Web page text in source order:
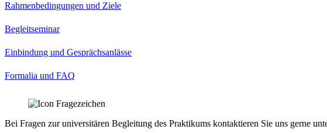
Rahmenbedingungen und Ziele
Begleitseminar
Einbindung und Gesprächsanlässe
Formalia und FAQ
Bei Fragen zur universitären Begleitung des Praktikums kontaktieren Sie uns gerne